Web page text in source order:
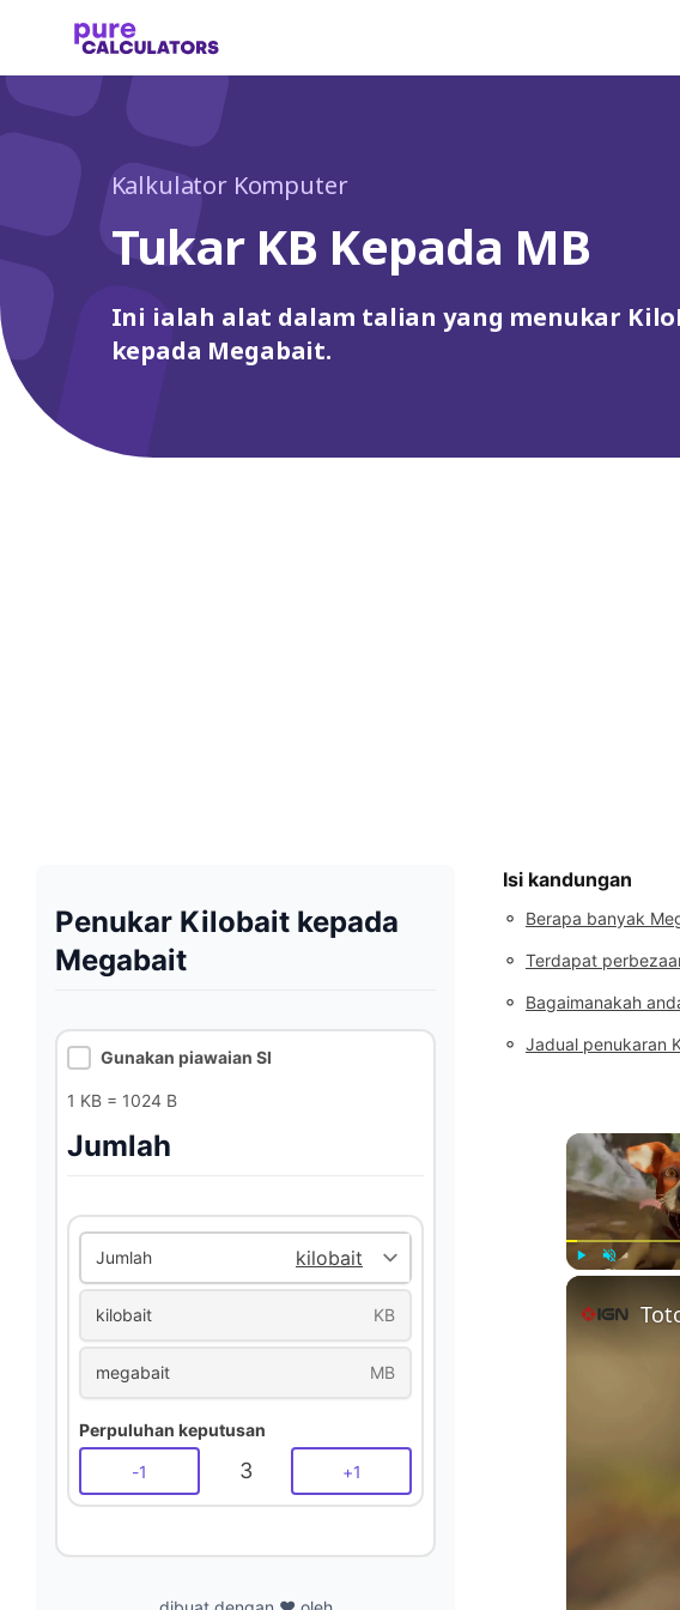
Kalkulator Komputer
Tukar KB Kepada MB
Ini ialah alat dalam talian yang menukar
kepada Megabait.
Penukar Kilobait kepada
Megabait
Gunakan piawaian SI
1 KB = 1024 B
Jumlah
Jumlah
kilobait KB
megabait MB
Perpuluhan keputusan
-1 3 +1
Isi kandungan
◦ Berapa banyak
◦ Terdapat
◦ Bagaimanakah
◦ Jadual penukaran